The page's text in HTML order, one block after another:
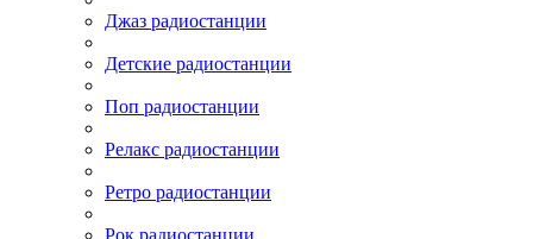
Джаз радиостанции
Детские радиостанции
Поп радиостанции
Релакс радиостанции
Ретро радиостанции
Рок радиостанции